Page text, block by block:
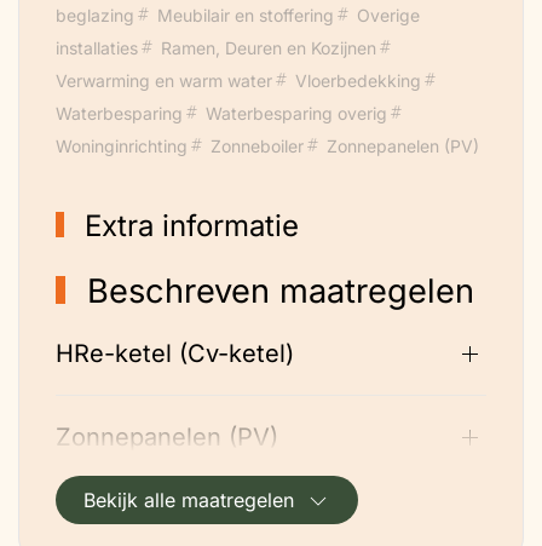
beglazing
Meubilair en stoffering
Overige
installaties
Ramen, Deuren en Kozijnen
Verwarming en warm water
Vloerbedekking
Waterbesparing
Waterbesparing overig
Woninginrichting
Zonneboiler Zonnepanelen (PV)
Extra informatie
Beschreven maatregelen
HRe-ketel (Cv-ketel)
Zonnepanelen (PV)
Vloerbedekking
Bekijk alle maatregelen